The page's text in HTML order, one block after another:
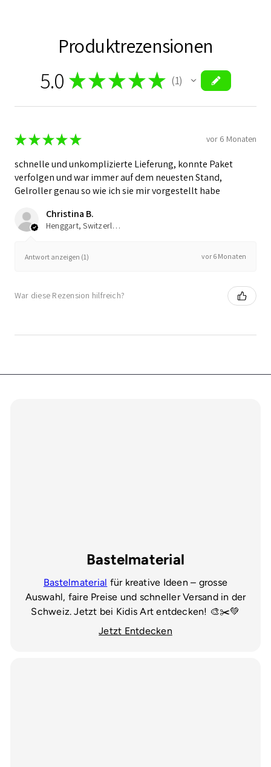
Produktrezensionen
5.0 ★★★★★ 1
★★ ★★★ vor 6 Monaten
schnelle und unkomplizierte Lieferung, konnte Paket
verfolgen und war immer auf dem neuesten Stand,
Gelroller genau so wie ich sie mir vorgestellt habe
Christina B.
Henggart, Switzerland
Antwort anzeigen (1) vor 6 Monaten
War diese Rezension hilfreich?
Bastelmaterial
Bastelmaterial für kreative Ideen – grosse
Auswahl, faire Preise und schneller Versand in der
Schweiz. Jetzt bei Kidis Art entdecken! 🎨✂️💚
Jetzt Entdecken